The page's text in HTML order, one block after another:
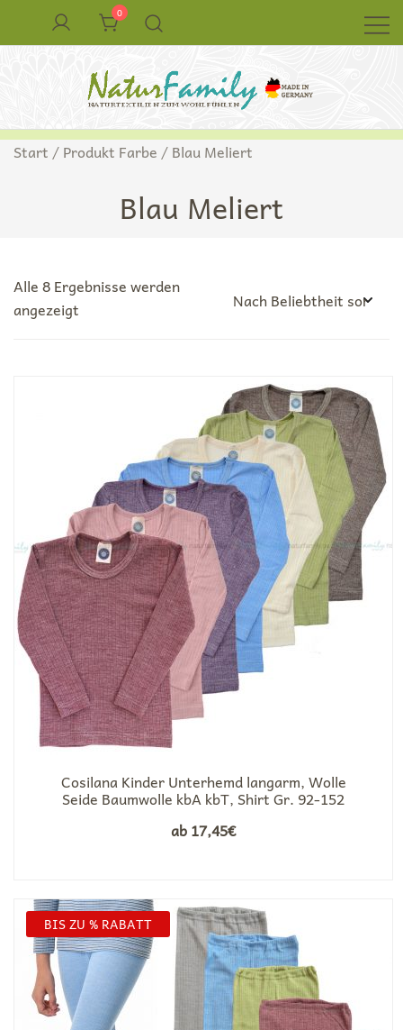
0
NaturFamily Shop – Naturtextilien für
Babys, Kinder und ganze Familie
Naturkleidung aus Wolle und Seide
Start / Produkt Farbe / Blau Meliert
Blau Meliert
Alle 8 Ergebnisse werden
angezeigt
Cosilana Kinder Unterhemd langarm, Wolle
Seide Baumwolle kbA kbT, Shirt Gr. 92-152
ab17,45€
BIS ZU % RABATT